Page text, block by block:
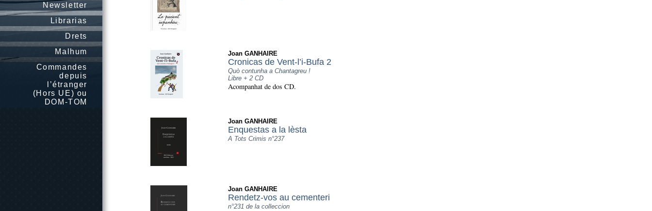
Newsletter
Librarias
Drets
Malhum
Commandes
depuis
l’étranger
(Hors UE) ou
DOM-TOM
Joan GANHAIRE
Cronicas de Vent-l’i-Bufa 2
Quò contunha a Chantagreu !
Libre + 2 CD
Acompanhat de dos CD.
Joan GANHAIRE
Enquestas a la lèsta
A Tots Crimis n°237
Joan GANHAIRE
Rendetz-vos au cementeri
n°231 de la colleccion